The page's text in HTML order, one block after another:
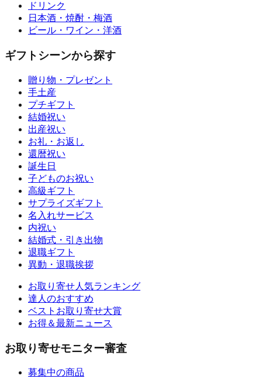
ドリンク
日本酒・焼酎・梅酒
ビール・ワイン・洋酒
ギフトシーンから探す
贈り物・プレゼント
手土産
プチギフト
結婚祝い
出産祝い
お礼・お返し
還暦祝い
誕生日
子どものお祝い
高級ギフト
サプライズギフト
名入れサービス
内祝い
結婚式・引き出物
退職ギフト
異動・退職挨拶
お取り寄せ人気ランキング
達人のおすすめ
ベストお取り寄せ大賞
お得＆最新ニュース
お取り寄せモニター審査
募集中の商品